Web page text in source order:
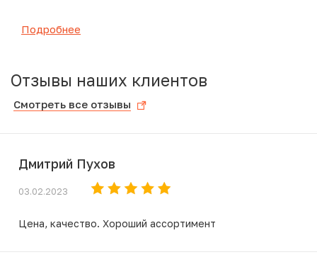
Подробнее
Отзывы наших клиентов
Смотреть все отзывы
Дмитрий Пухов
03.02.2023
Цена, качество. Хороший ассортимент